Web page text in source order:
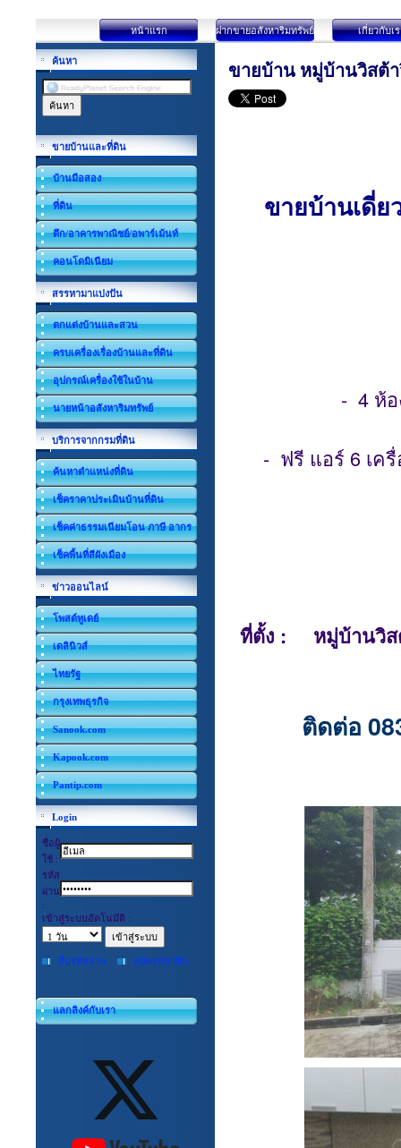
หน้าแรก ฝากขายอสังหาริมทรัพย์ เกี่ยวกับเ
ค้นหา
ขายบ้านและที่ดิน
บ้านมือสอง
ที่ดิน
ตึก/อาคารพาณิชย์/อพาร์เม้นท์
คอนโดมิเนียม
สรรหามาแบ่งปัน
ตกแต่งบ้านและสวน
ครบเครื่องเรื่องบ้านและที่ดิน
อุปกรณ์เครื่องใช้ในบ้าน
นายหน้าอสังหาริมทรัพย์
บริการจากกรมที่ดิน
ค้นหาตำแหน่งที่ดิน
เช็คราคาประเมินบ้านที่ดิน
เช็คค่าธรรมเนียมโอน ภาษี อากร
เช็คพื้นที่สีผังเมือง
ข่าวออนไลน์
โพสต์ทูเดย์
เดลินิวส์
ไทยรัฐ
กรุงเทพธุรกิจ
Sanook.com
Kapook.com
Pantip.com
Login
ชื่อผู้
ใช้ :
รหัส
ผ่าน
:
เข้าสู่ระบบอัตโนมัติ :
ลืมรหัสผ่าน สมัครสมาชิก
แลกลิงค์กับเรา
ขายบ้าน หมู่บ้านวิสต้า
ขายบ้านเดี่ย
- 4 ห้
- ฟรี แอร์ 6 เค
ที่ตั้ง : หมู่บ้านวิส
ติดต่อ